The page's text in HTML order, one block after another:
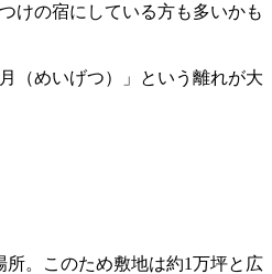
けの宿にしている方も多いかも
（めいげつ）」という離れが大
。このため敷地は約1万坪と広